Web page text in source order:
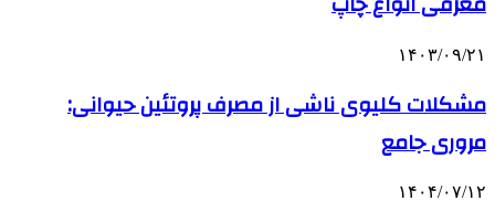
۱۴۰۳/۰۹/۲۱
مشکلات کلیوی ناشی از مصرف پروتئین حیوانی:
مروری جامع
۱۴۰۴/۰۷/۱۲